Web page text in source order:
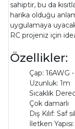
sahiptir, bu da
harika olduğu
uygulamaya
RC projeniz için
Özellikler:
Çap: 16AWG
Uzunluk: 1m
Sıcaklık
Çok damarlı
Dış Kılıf: Saf
İletken